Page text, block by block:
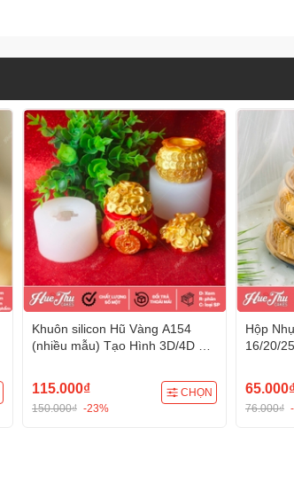
Khuôn silicon Hũ Vàng A154
(nhiều mẫu) Tạo Hình 3D/4D Đa
115.000₫
150.000₫ -23%
CHỌN
Hộp
16/20/
chép,
76.000₫